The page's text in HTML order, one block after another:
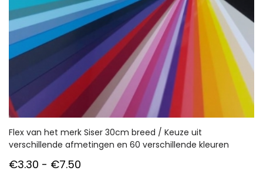
Flex van het merk Siser 30cm breed / Keuze uit
verschillende afmetingen en 60 verschillende kleuren
€3.30 - €7.50